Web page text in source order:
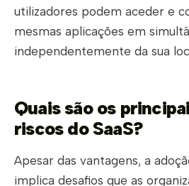
utilizadores podem aceder e
mesmas aplicações em
independentemente da sua
Quais são os
riscos do SaaS?
Apesar das vantagens, a
implica desafios que as